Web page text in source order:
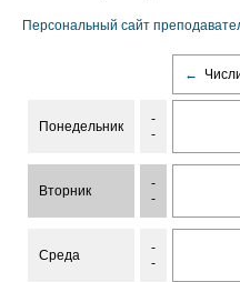
Персональный сайт
←
Понедельник
-
-
Вторник
-
-
Среда
-
-